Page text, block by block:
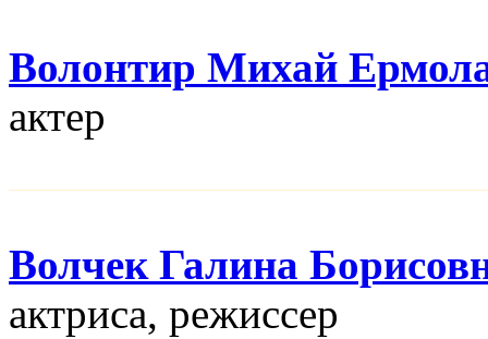
Волонтир Михай
актер
Волчек Галина
актриса, режисcер